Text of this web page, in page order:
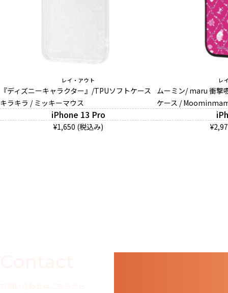
レイ・アウト
『ディズニーキャラクター』/TPUソフトケース
キラキラ / ミッキーマウス
iPhone 13 Pro
¥1,650 (税込み)
レ
ムーミン/ maru 衝撃
ケース /